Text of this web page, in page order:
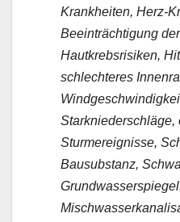
Krankheiten, Herz-
Beeinträchtigung
Hautkrebsrisiken,
schlechteres
Starkniederschläge,
Sturmereignisse,
Bausubstanz,